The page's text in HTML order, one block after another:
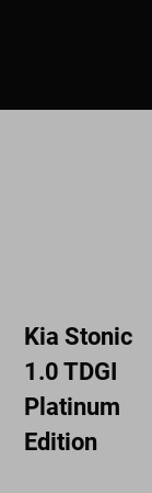
Kia Stonic
1.0 TDGI
Platinum
Edition